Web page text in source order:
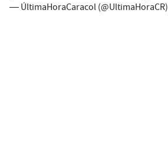
— ÚltimaHoraCaracol (@UltimaHoraCR)